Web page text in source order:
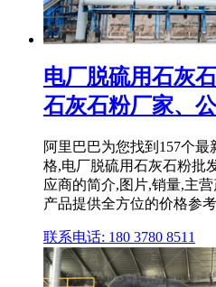
电厂脱硫用石灰
石灰石粉厂家、
阿里巴巴为您找到157个
格,电厂脱硫用石灰石粉批
应商的简介,图片,销量,主
产品提供全方位的价格参考
联系电话: 180 3780 8511